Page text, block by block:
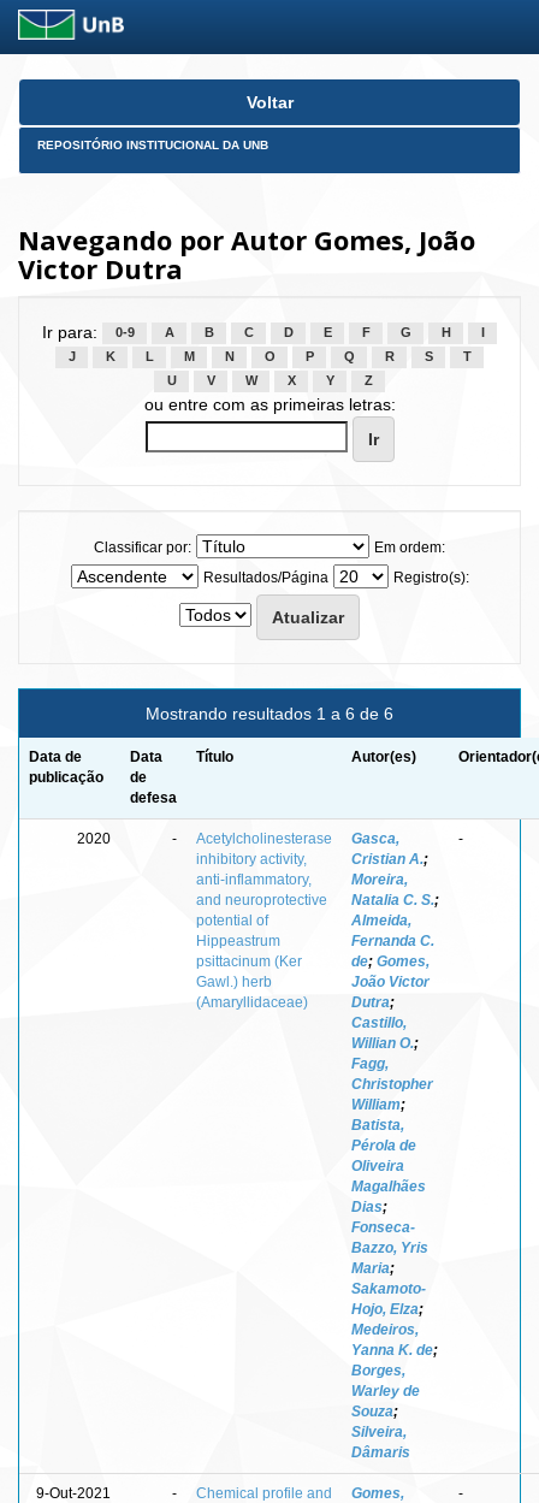
Skip
Voltar
REPOSITÓRIO INSTITUCIONAL DA UNB
Navegando por Autor Gomes, João
Victor Dutra
Ir para: 0-9 A B C D E F G H
J
K L M N O P Q R S
T
U
V W X Y Z
ou entre com as primeiras letras:
Classificar por:
Em ordem:
Resultados/Página
Registro(s):
Mostrando resultados 1 a 6 de 6
Data de
publicação
Data
de
defesa
Título Autor(es)
2020 -
Acetylcholinesterase
inhibitory activity,
anti-inflammatory,
and neuroprotective
potential of
Hippeastrum
psittacinum (Ker
Gawl.) herb
(Amaryllidaceae)
Gasca,
Cristian A.;
Moreira,
Natalia C. S.;
Almeida,
Fernanda C.
de; Gomes,
João Victor
Dutra;
Castillo,
Willian O.;
Fagg,
Christopher
William;
Batista,
Pérola de
Oliveira
Magalhães
Dias;
Fonseca-
Bazzo, Yris
Maria;
Sakamoto-
Hojo, Elza;
Medeiros,
Yanna K. de;
Borges,
Warley de
Souza;
Silveira,
Dâmaris
-
9-Out-2021 -
Chemical profile and
Gomes,
-